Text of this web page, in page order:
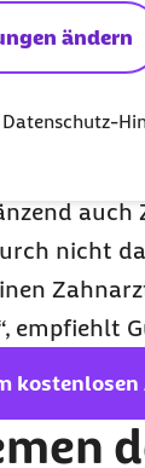
ändern
Datenschutz-
nach
Wer
sollte
einer
auch
nicht
empfiehlt
kostenlosen